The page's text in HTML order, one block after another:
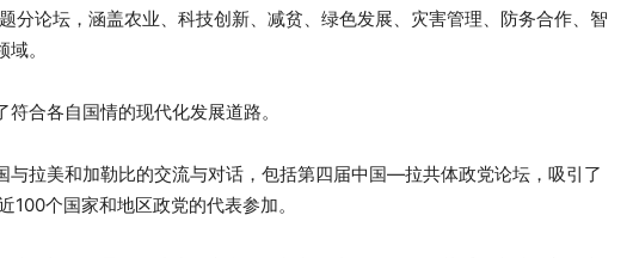
分论坛，涵盖农业、科技创新、减贫、绿色发展、灾害管理、防务合作、智
。
合各自国情的现代化发展道路。
与拉美和加勒比的交流与对话，包括第四届中国—拉共体政党论坛，吸引了
个国家和地区政党的代表参加。